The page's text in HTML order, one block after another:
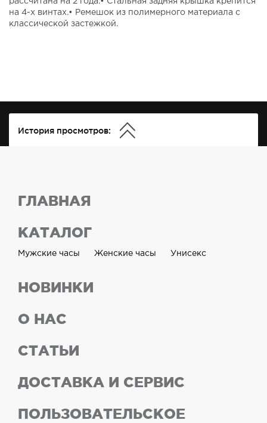
рассчитана на 2 года.• Стальная задняя крышка крепится
на 4-х винтах.• Ремешок из полимерного материала с
классической застежкой.
История просмотров:
ГЛАВНАЯ
КАТАЛОГ
Мужские часы Женские часы Унисекс
НОВИНКИ
О НАС
СТАТЬИ
ДОСТАВКА И СЕРВИС
ПОЛЬЗОВАТЕЛЬСКОЕ